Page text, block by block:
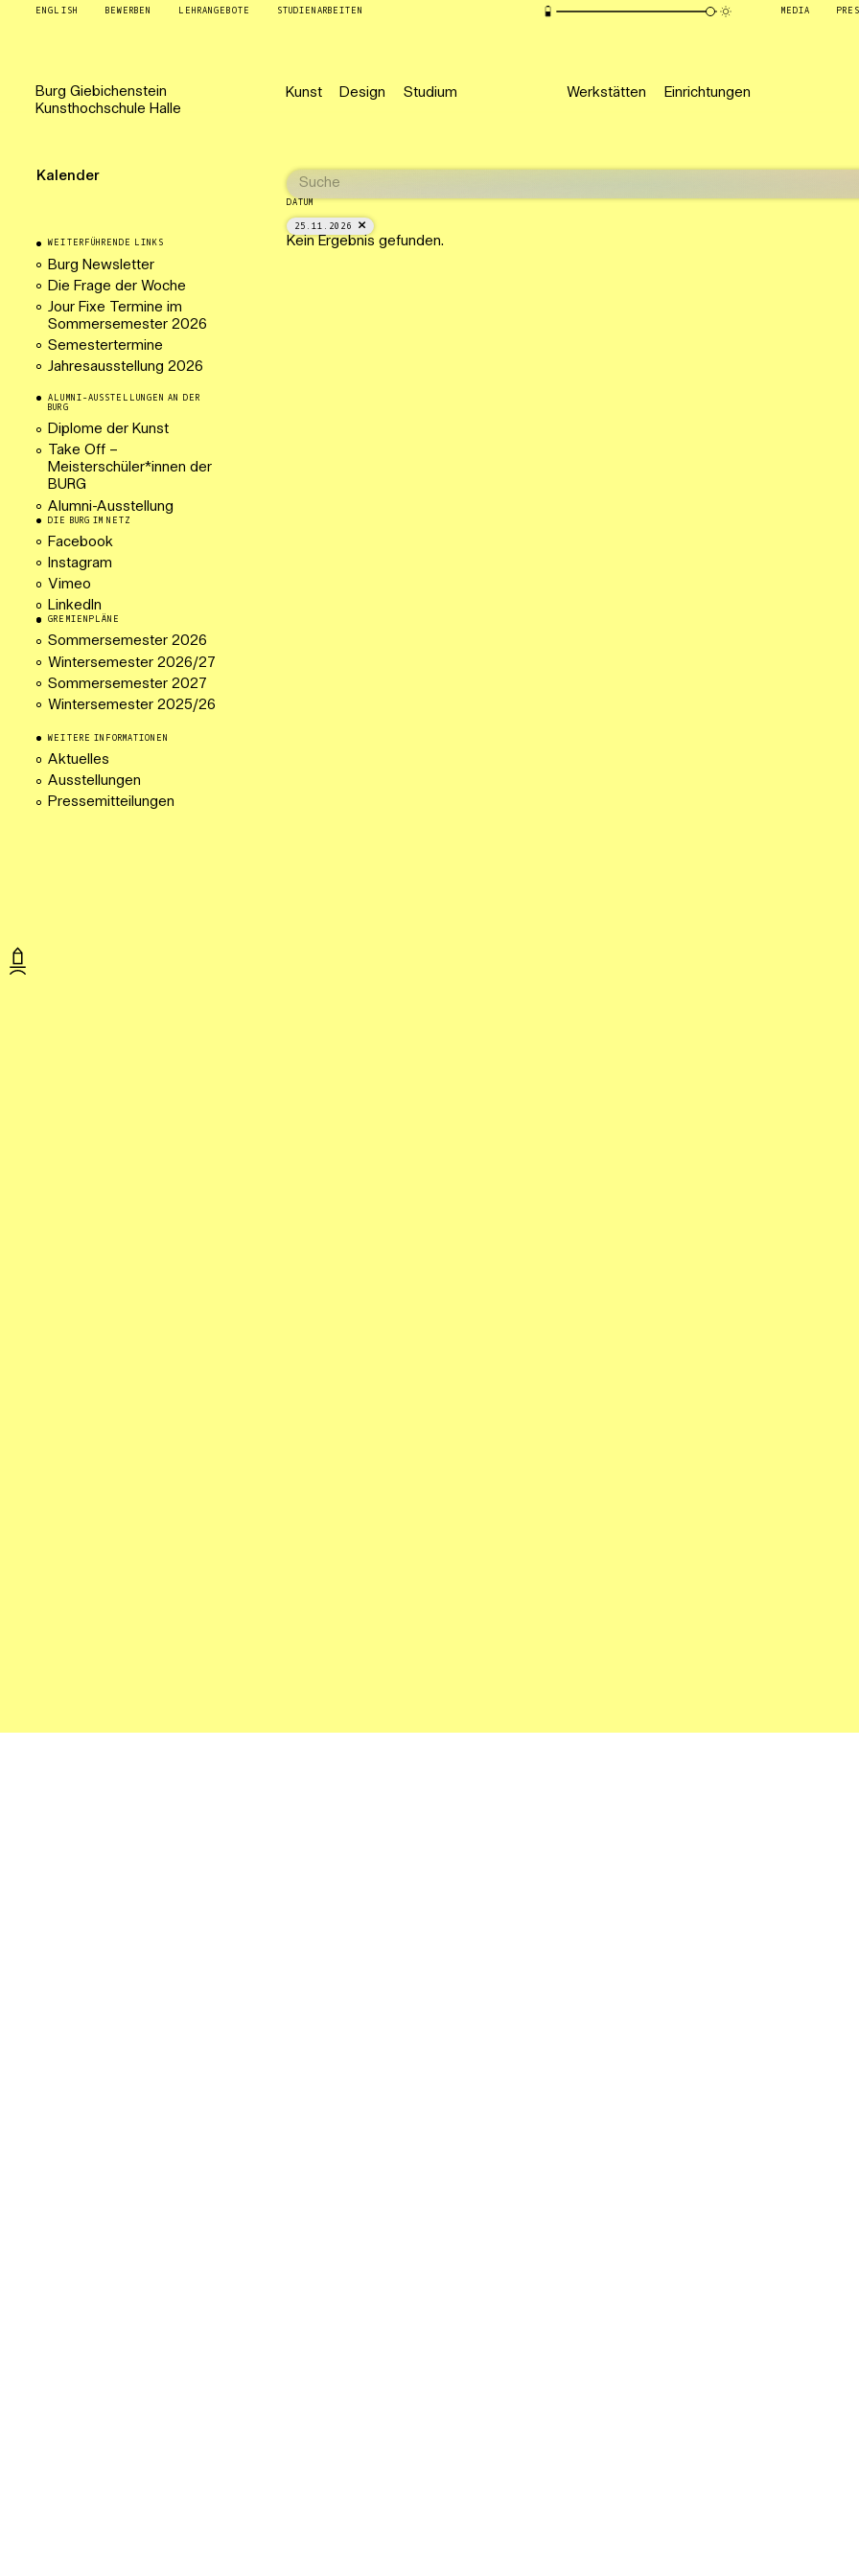
ENGLISH BEWERBEN LEHRANGEBOTE STUDIENARBEITEN MEDIA
Burg Giebichenstein
Kunsthochschule Halle
Kunst Design Studium Werkstätten Einrichtungen
DATUM
25.11.2026
Kein Ergebnis gefunden.
Kalender
WEITERFÜHRENDE LINKS
Burg Newsletter
Die Frage der Woche
Jour Fixe Termine im
Sommersemester 2026
Semestertermine
Jahresausstellung 2026
ALUMNI-AUSSTELLUNGEN AN DER
BURG
Diplome der Kunst
Take Off –
Meisterschüler*innen der
BURG
Alumni-Ausstellung
DIE BURG IM NETZ
Facebook
Instagram
Vimeo
LinkedIn
GREMIENPLÄNE
Sommersemester 2026
Wintersemester 2026/27
Sommersemester 2027
Wintersemester 2025/26
WEITERE INFORMATIONEN
Aktuelles
Ausstellungen
Pressemitteilungen